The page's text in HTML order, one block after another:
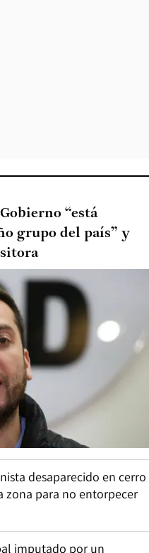
“está
grupo del país” y
desaparecido en cerro
zona para no entorpecer
imputado por un